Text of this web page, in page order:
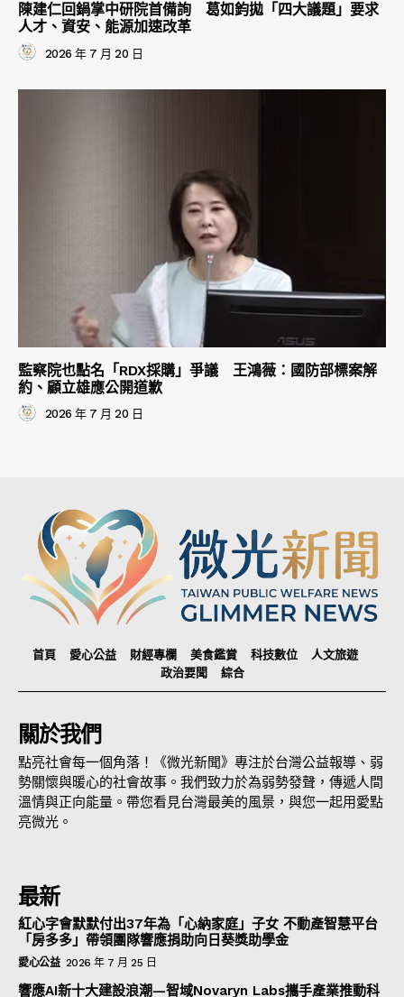
陳建仁回鍋掌中研院首備詢 葛如鈞拋「四大議題」要求
人才、資安、能源加速改革
2026 年 7 月 20 日
監察院也點名「RDX採購」爭議 王鴻薇：國防部標案解
約、顧立雄應公開道歉
2026 年 7 月 20 日
首頁 愛心公益 財經專欄 美食鑑賞 科技數位
人文旅遊
政治要聞
綜合
關於我們
點亮社會每一個角落！《微光新聞》專注於台灣公益報導、弱
勢關懷與暖心的社會故事。我們致力於為弱勢發聲，傳遞人間
溫情與正向能量。帶您看見台灣最美的風景，與您一起用愛點
亮微光。
最新
紅心字會默默付出37年為「心納家庭」子女 不動產智慧平台
「房多多」帶領團隊響應捐助向日葵獎助學金
愛心公益 2026 年 7 月 25 日
響應AI新十大建設浪潮—智域Novaryn Labs攜手產業推動科